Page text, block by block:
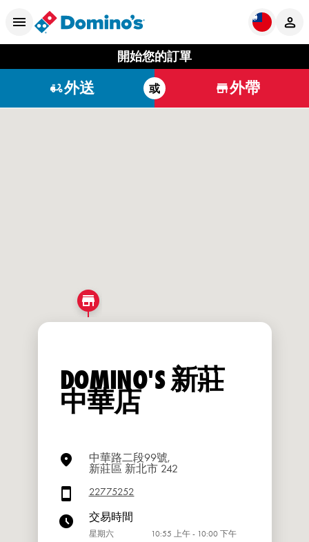
開始您的訂單
外送 或 外帶
DOMINO'S 新莊
中華店
中華路二段99號,
新莊區 新北市 242
22775252
交易時間
星期六
10:55 上午 - 10:00 下午